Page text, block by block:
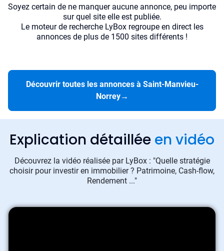
Soyez certain de ne manquer aucune annonce, peu importe
sur quel site elle est publiée.
Le moteur de recherche LyBox regroupe en direct les
annonces de plus de 1500 sites différents !
Découvrir toutes les annonces à Saint-Manvieu-
Norrey→
Explication détaillée en vidéo
Découvrez la vidéo réalisée par LyBox : "Quelle stratégie
choisir pour investir en immobilier ? Patrimoine, Cash-flow,
Rendement ..."